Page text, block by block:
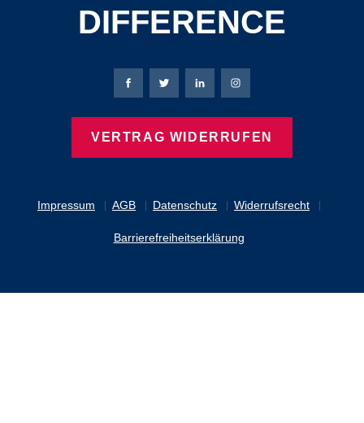
DIFFERENCE
Impressum AGB Datenschutz Widerrufsrecht
Barrierefreiheitserklärung
Bierbaum-Proenen Facebook-Seite
Bierbaum-Proenen Twitter Seite
Bierbaum-Proenen LinkedIn
Bierbaum-Proenen
VERTRAG WIDERRUFEN